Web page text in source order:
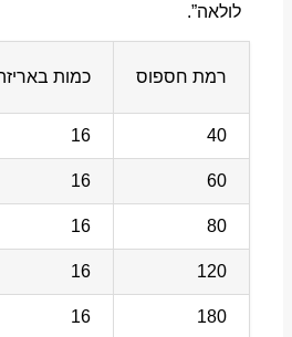
לולאה”.
רמת חספוס כמות
40
16
60
16
80
16
120
16
180
16